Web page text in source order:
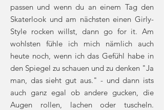
passen und wenn du an einem Tag den
Skaterlook und am nächsten einen Girly-
Style rocken willst, dann go for it. Am
wohlsten fühle ich mich nämlich auch
heute noch, wenn ich das Gefühl habe in
den Spiegel zu schauen und zu denken "Ja
man, das sieht gut aus." - und dann ists
auch ganz egal ob andere gucken, die
Augen rollen, lachen oder tuscheln.